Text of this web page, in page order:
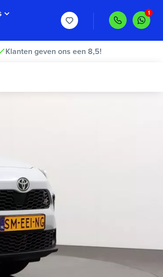
Klanten geven ons een 8,5!